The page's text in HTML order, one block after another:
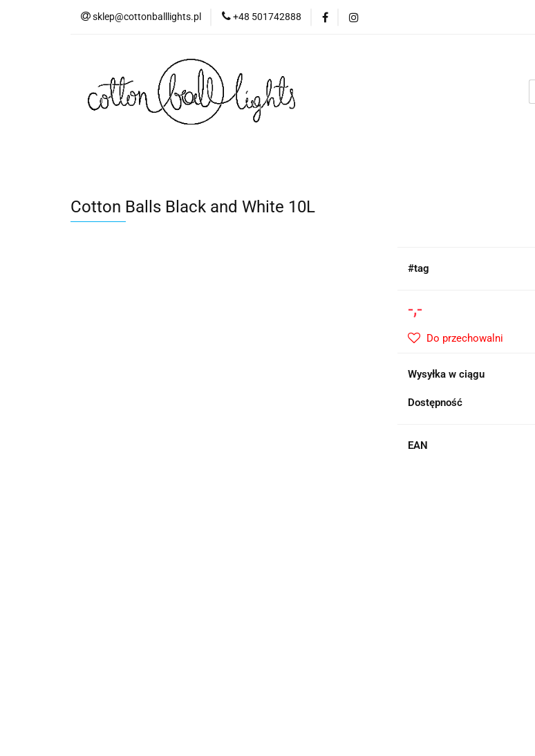
sklep@cottonballlights.pl +48 501742888
Cotton Balls Black and White 10L
#tag
-,-
Do przechowalni
Wysyłka w ciągu
Dostępność
EAN